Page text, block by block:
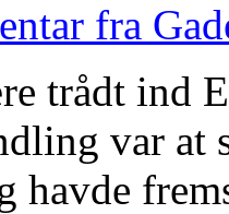
fra
trådt ind
var at
havde